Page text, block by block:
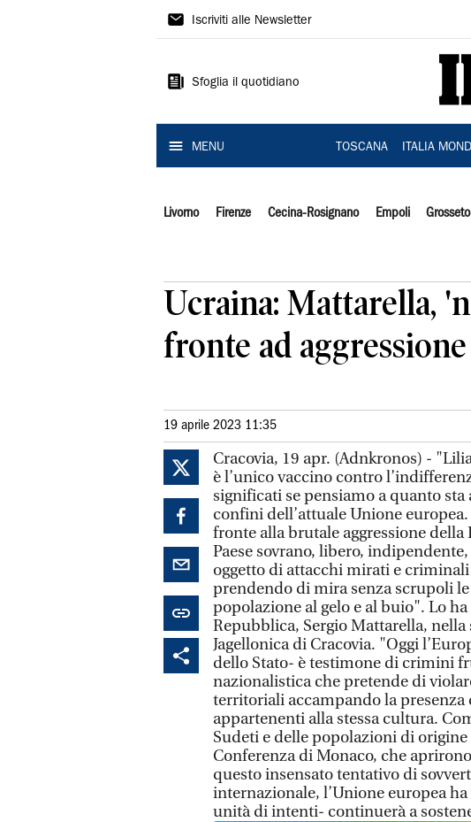
Il
Iscriviti alle Newsletter
Sfoglia il quotidiano
MENU TOSCANA ITALIA
Livorno Firenze Cecina-Rosignano Empoli Grosseto
Ucraina: Mattarella,
fronte ad
19 aprile 2023 11:35
Cracovia, 19 apr. (Adnkronos) -
è l’unico vaccino contro
significati se pensiamo a quanto
confini dell’attuale Unione
fronte alla brutale aggressione della
Paese sovrano, libero,
oggetto di attacchi mirati e
prendendo di mira senza scrupoli
popolazione al gelo e al buio". Lo
Repubblica, Sergio Mattarella,
Jagellonica di Cracovia. "Oggi
dello Stato- è testimone di crimini
nazionalistica che pretende di
territoriali accampando la
appartenenti alla stessa cultura.
Sudeti e delle popolazioni di origine
Conferenza di Monaco, che
questo insensato tentativo di
internazionale, l’Unione europea
unità di intenti- continuerà a